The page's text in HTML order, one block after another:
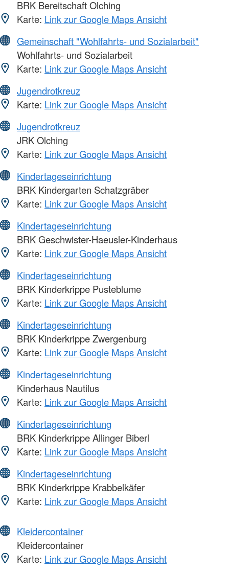
BRK Bereitschaft Olching
Karte: Link zur Google Maps Ansicht
Gemeinschaft "Wohlfahrts- und Sozialarbeit"
Wohlfahrts- und Sozialarbeit
Karte: Link zur Google Maps Ansicht
Jugendrotkreuz
Karte: Link zur Google Maps Ansicht
Jugendrotkreuz
JRK Olching
Karte: Link zur Google Maps Ansicht
Kindertageseinrichtung
BRK Kindergarten Schatzgräber
Karte: Link zur Google Maps Ansicht
Kindertageseinrichtung
BRK Geschwister-Haeusler-Kinderhaus
Karte: Link zur Google Maps Ansicht
Kindertageseinrichtung
BRK Kinderkrippe Pusteblume
Karte: Link zur Google Maps Ansicht
Kindertageseinrichtung
BRK Kinderkrippe Zwergenburg
Karte: Link zur Google Maps Ansicht
Kindertageseinrichtung
Kinderhaus Nautilus
Karte: Link zur Google Maps Ansicht
Kindertageseinrichtung
BRK Kinderkrippe Allinger Biberl
Karte: Link zur Google Maps Ansicht
Kindertageseinrichtung
BRK Kinderkrippe Krabbelkäfer
Karte: Link zur Google Maps Ansicht
Kleidercontainer
Kleidercontainer
Karte: Link zur Google Maps Ansicht